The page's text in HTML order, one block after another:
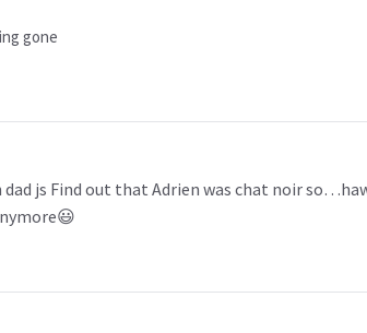
gone
dad js Find out that Adrien was chat noir